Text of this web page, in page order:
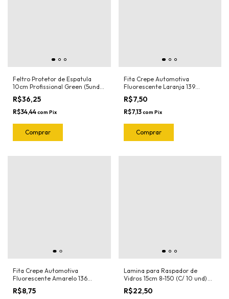
Feltro Protetor de Espatula
10cm Profissional Green (5und)
1020.G Joker
R$36,25
R$34,44com Pix
Fita Crepe Automotiva
Fluorescente Laranja 139
18mmX30mt Nastro
R$7,50
R$7,13com Pix
Fita Crepe Automotiva
Fluorescente Amarelo 136
18mmX30mt Nastro
R$8,75
Lamina para Raspador de
Vidros 15cm 8-150 (C/ 10 und)
Exfak (Para o Raspador 15-054
Exfak)
R$22,50